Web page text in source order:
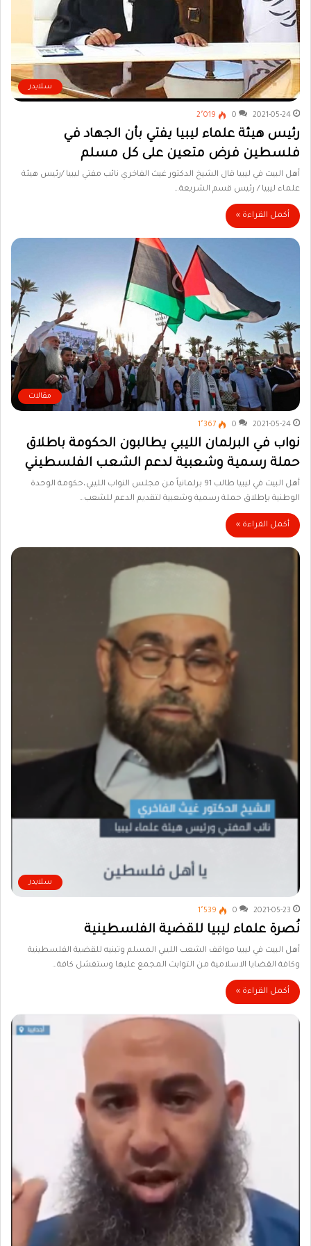
سلايدر
2021-05-24
0 2٬019
رئيس هيئة علماء ليبيا يفتي بأن الجهاد في
فلسطين فرض متعين على كل مسلم
أهل البيت في ليبيا قال الشيخ الدكتور غيث الفاخري نائب مفتي ليبيا /رئيس هيئة
علماء ليبيا / رئيس قسم الشريعة…
أكمل القراءة »
مقالات
2021-05-24
0 1٬367
نواب في البرلمان الليبي يطالبون الحكومة باطلاق
حملة رسمية وشعبية لدعم الشعب الفلسطيني
أهل البيت في ليبيا طالب 91 برلمانياً من مجلس النواب الليبي،حكومة الوحدة
الوطنية بإطلاق حملة رسمية وشعبية لتقديم الدعم للشعب…
أكمل القراءة »
سلايدر
2021-05-23
0 1٬539
نُصرة علماء ليبيا للقضية الفلسطينية
أهل البيت في ليبيا مواقف الشعب الليبي المسلم وتبنيه للقضية الفلسطينية
وكافة القضايا الاسلامية من التوابث المجمع عليها وستفشل كافة…
أكمل القراءة »